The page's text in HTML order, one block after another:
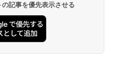
いちばんやさしい 教科書:
ア 初心者 素人 でも安心 使い
ル AI副業にもコンテンツ作成
出版にも！ 非エンジニアのた
ディング入門シリーズ
シグニチャーエディ
7インチディスプレイ、明
整、色調調節ライト、12週間
記事を優先表示させる